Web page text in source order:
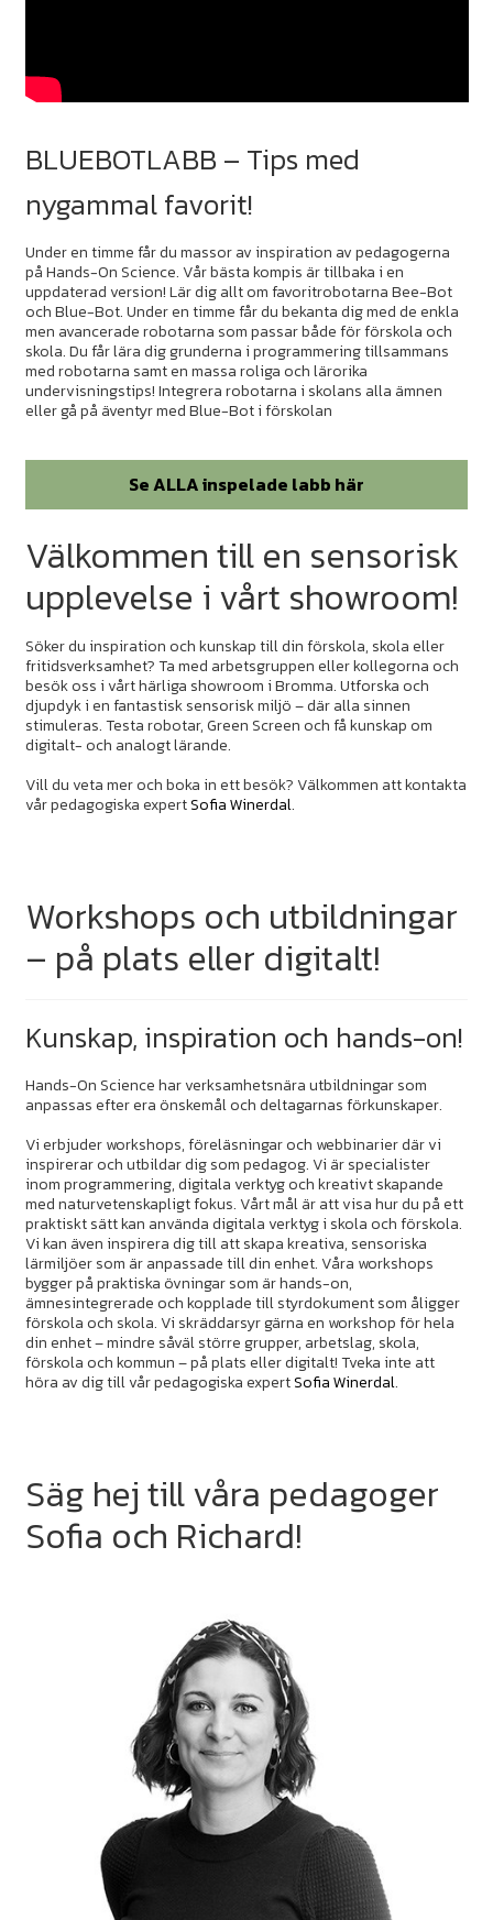
BLUEBOTLABB – Tips med
nygammal favorit!
Under en timme får du massor av inspiration av pedagogerna
på Hands-On Science. Vår bästa kompis är tillbaka i en
uppdaterad version! Lär dig allt om favoritrobotarna Bee-Bot
och Blue-Bot. Under en timme får du bekanta dig med de enkla
men avancerade robotarna som passar både för förskola och
skola. Du får lära dig grunderna i programmering tillsammans
med robotarna samt en massa roliga och lärorika
undervisningstips! Integrera robotarna i skolans alla ämnen
eller gå på äventyr med Blue-Bot i förskolan
Se ALLA inspelade labb här
Välkommen till en sensorisk
upplevelse i vårt showroom!
Söker du inspiration och kunskap till din förskola, skola eller
fritidsverksamhet? Ta med arbetsgruppen eller kollegorna och
besök oss i vårt härliga showroom i Bromma. Utforska och
djupdyk i en fantastisk sensorisk miljö – där alla sinnen
stimuleras. Testa robotar, Green Screen och få kunskap om
digitalt- och analogt lärande.
Vill du veta mer och boka in ett besök? Välkommen att kontakta
vår pedagogiska expertSofia Winerdal.
Workshops och utbildningar
– på plats eller digitalt!
Kunskap, inspiration och hands-on!
Hands-On Science har verksamhetsnära utbildningar som
anpassas efter era önskemål och deltagarnas förkunskaper.
Vi erbjuder workshops, föreläsningar och webbinarier där vi
inspirerar och utbildar dig som pedagog. Vi är specialister
inom programmering, digitala verktyg och kreativt skapande
med naturvetenskapligt fokus. Vårt mål är att visa hur du på ett
praktiskt sätt kan använda digitala verktyg i skola och förskola.
Vi kan även inspirera dig till att skapa kreativa, sensoriska
lärmiljöer som är anpassade till din enhet. Våra workshops
bygger på praktiska övningar som är hands-on,
ämnesintegrerade och kopplade till styrdokument som åligger
förskola och skola. Vi skräddarsyr gärna en workshop för hela
din enhet – mindre såväl större grupper, arbetslag, skola,
förskola och kommun – på plats eller digitalt! Tveka inte att
höra av dig till vår pedagogiska expertSofia Winerdal.
Säg hej till våra pedagoger
Sofia och Richard!